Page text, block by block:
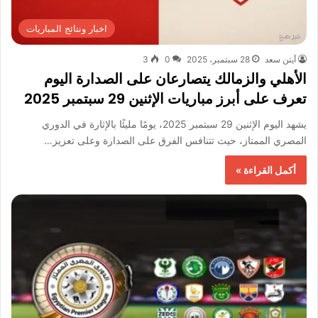
اخبار ونتائج المباريات
أيتن سعد 28 سبتمبر، 2025 0
3
الأهلي والزمالك يتصارعان على الصدارة اليوم
تعرف على أبرز مباريات الإثنين 29 سبتمبر 2025
يشهد اليوم الإثنين 29 سبتمبر 2025، يومًا مليئًا بالإثارة في الدوري
المصري الممتاز، حيث تتنافس الفرق على الصدارة وعلى تعزيز…
أكمل القراءة »